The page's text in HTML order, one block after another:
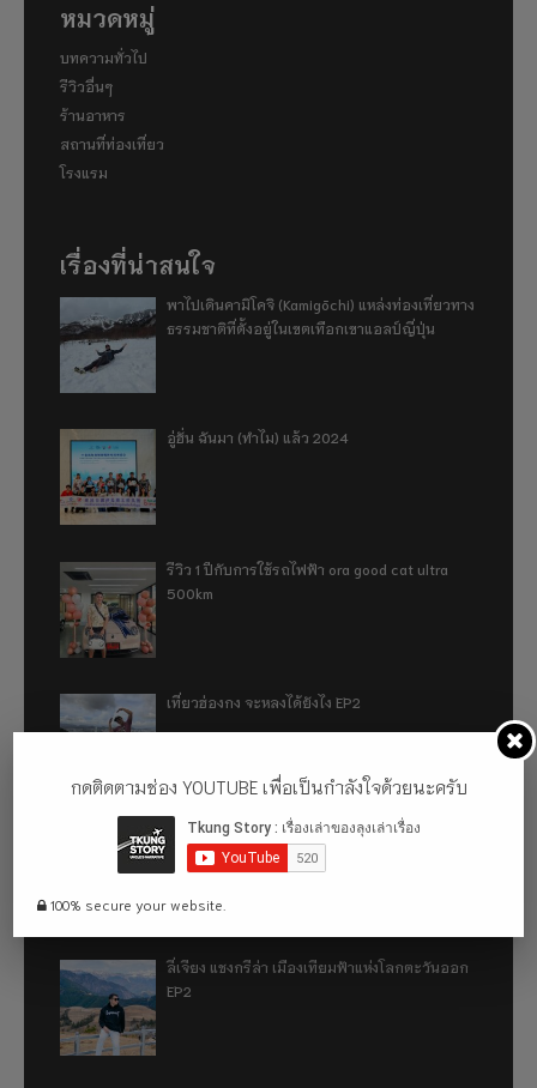
หมวดหมู่
บทความทั่วไป
รีวิวอื่นๆ
ร้านอาหาร
สถานที่ท่องเที่ยว
โรงแรม
เรื่องที่น่าสนใจ
พาไปเดินคามิโคจิ (Kamigōchi) แหล่งท่องเที่ยวทาง
ธรรมชาติที่ตั้งอยู่ในเขตเทือกเขาแอลป์ญี่ปุ่น
อู่ฮั่น ฉันมา (ทำไม) แล้ว 2024
รีวิว 1 ปีกับการใช้รถไฟฟ้า ora good cat ultra
500km
เที่ยวฮ่องกง จะหลงได้ยังไง EP2
เที่ยวฮ่องกง จะหลงได้ยังไง EP1
ลี่เจียง แชงกรีล่า เมืองเทียมฟ้าแห่งโลกตะวันออก
EP2
กดติดตามช่อง YOUTUBE เพื่อเป็นกำลังใจด้วยนะครับ
100% secure your website.